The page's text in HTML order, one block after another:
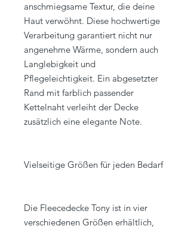
anschmiegsame Textur, die deine
Haut verwöhnt. Diese hochwertige
Verarbeitung garantiert nicht nur
angenehme Wärme, sondern auch
Langlebigkeit und
Pflegeleichtigkeit. Ein abgesetzter
Rand mit farblich passender
Kettelnaht verleiht der Decke
zusätzlich eine elegante Note.
Vielseitige Größen für jeden Bedarf
Die Fleecedecke Tony ist in vier
verschiedenen Größen erhältlich,